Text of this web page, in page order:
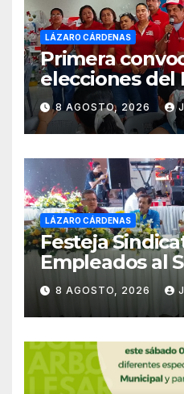
LÁZARO CÁRDENAS
Primera
elecciones del
Ocampo en
el domingo
8 AGOSTO, 2026
LÁZARO CÁRDENAS
Festeja
Empleados al
Ayuntamiento
Empleado
8 AGOSTO, 2026